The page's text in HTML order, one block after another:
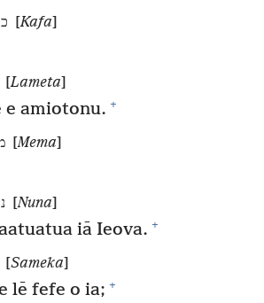
כ [Kafa]
ל [Lameta]
e amiotonu. +
מ [Mema]
נ [Nuna]
iā Ieova. +
סSameka]
lē fefe o ia; +